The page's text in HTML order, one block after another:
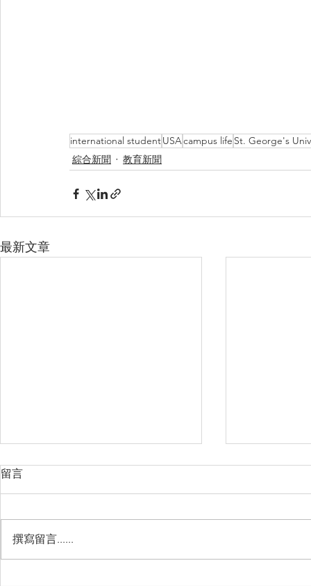
international studentUSAcampus life St. George's
綜合新聞
教育新聞
最新文章
留言
撰寫留言......